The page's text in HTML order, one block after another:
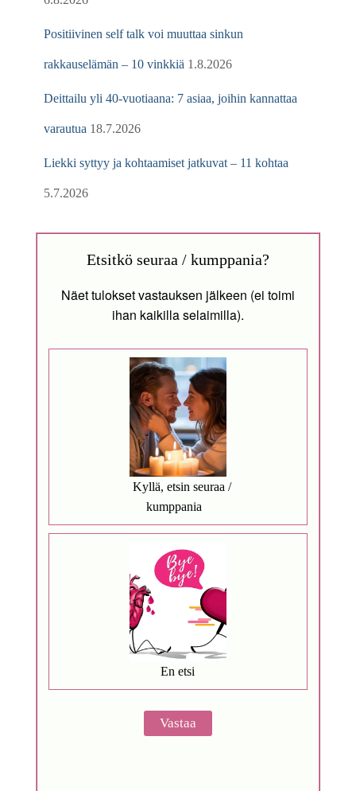
Positiivinen self talk voi muuttaa sinkun
rakkauselämän – 10 vinkkiä 1.8.2026
Deittailu yli 40-vuotiaana: 7 asiaa, joihin kannattaa
varautua 18.7.2026
Liekki syttyy ja kohtaamiset jatkuvat – 11 kohtaa
5.7.2026
Etsitkö seuraa / kumppania?
Näet tulokset vastauksen jälkeen (ei toimi
ihan kaikilla selaimilla).
Kyllä, etsin seuraa /
kumppania
En etsi